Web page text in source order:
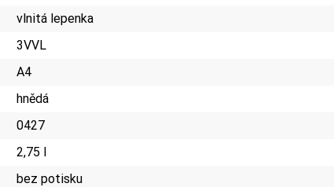
vlnitá lepenka
3VVL
A4
hnědá
0427
2,75 l
bez potisku